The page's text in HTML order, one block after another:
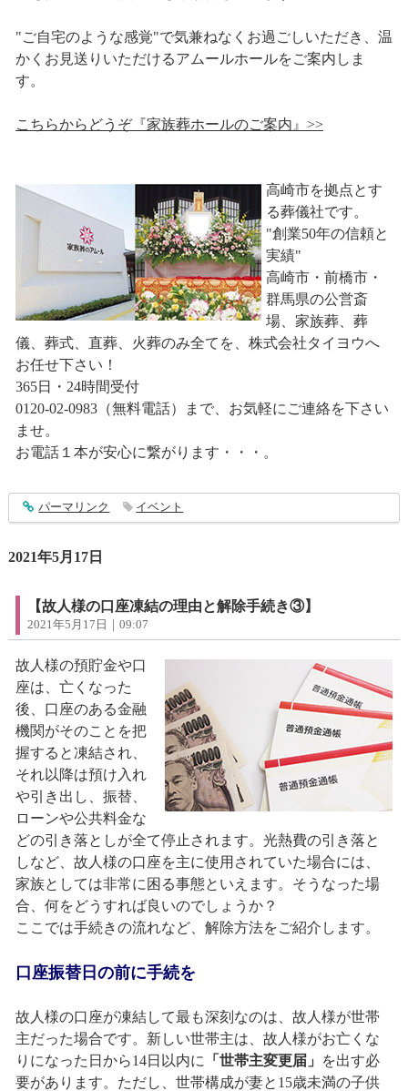
"ご自宅のような感覚"で気兼ねなくお過ごしいただき、温
かくお見送りいただけるアムールホールをご案内しま
す。
こちらからどうぞ『家族葬ホールのご案内』>>
高崎市を拠点とす
る葬儀社です。
"創業50年の信頼と
実績"
高崎市・前橋市・
群馬県の公営斎
場、家族葬、葬
儀、葬式、直葬、火葬のみ全てを、株式会社タイヨウへ
お任せ下さい！
365日・24時間受付
0120-02-0983（無料電話）まで、お気軽にご連絡を下さい
ませ。
お電話１本が安心に繋がります・・・。
entry2935
パーマリンク イベント
2021年5月17日
【故人様の口座凍結の理由と解除手続き③】
2021年5月17日｜09:07
故人様の預貯金や口
座は、亡くなった
後、口座のある金融
機関がそのことを把
握すると凍結され、
それ以降は預け入れ
や引き出し、振替、
ローンや公共料金な
どの引き落としが全て停止されます。光熱費の引き落と
しなど、故人様の口座を主に使用されていた場合には、
家族としては非常に困る事態といえます。そうなった場
合、何をどうすれば良いのでしょうか？
ここでは手続きの流れなど、解除方法をご紹介します。
口座振替日の前に手続を
故人様の口座が凍結して最も深刻なのは、故人様が世帯
主だった場合です。新しい世帯主は、故人様がお亡くな
りになった日から14日以内に
「世帯主変更届」
を出す必
要があります。ただし、世帯構成が妻と15歳未満の子供